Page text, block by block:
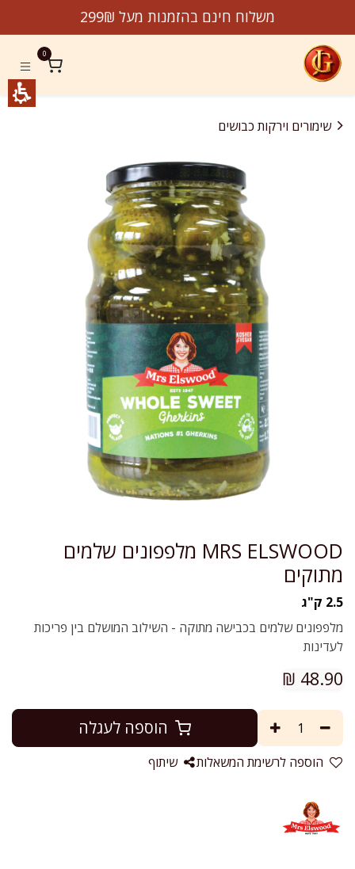
משלוח חינם בהזמנות מעל 299₪
0
שימורים וירקות כבושים
MRS ELSWOOD מלפפונים שלמים
מתוקים
2.5 ק"ג
מלפפונים שלמים בכבישה מתוקה - השילוב המושלם בין פריכות
לעדינות
48.90
₪
הוספה לעגלה
הוספה לרשימת המשאלות שיתוף